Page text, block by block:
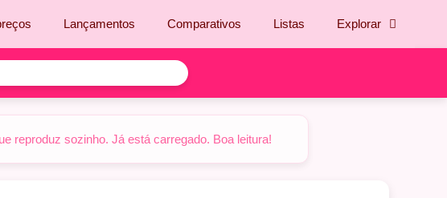
Lançamentos Comparativos Listas Explorar
reproduz sozinho. Já está carregado. Boa leitura!